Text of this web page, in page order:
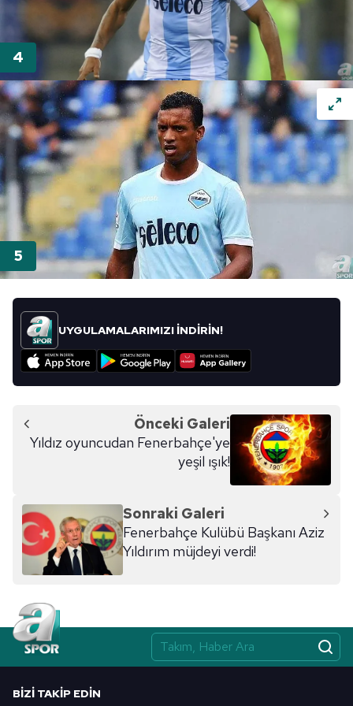
Metnimiziziyaret edebilirsiniz.
6698 sayılı Kişisel Verilerin Korunması Kanunu uyarınca
hazırlanmış Aydınlatma Metnimizi okumak ve sitemizde
ilgili mevzuata uygun olarak kullanılan çerezlerle ilgili bilgi
almak için lütfentıklayınız.
UYGULAMALARIMIZI İNDİRİN!
Önceki Galeri
Yıldız oyuncudan Fenerbahçe'ye
yeşil ışık!
Sonraki Galeri
Fenerbahçe Kulübü Başkanı Aziz
Yıldırım müjdeyi verdi!
BIZI TAKIP EDIN